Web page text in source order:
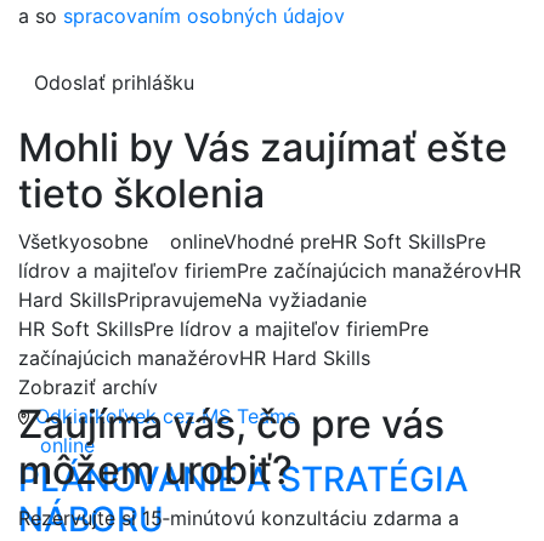
a so spracovaním osobných údajov
Odoslať prihlášku
Mohli by Vás zaujímať ešte
tieto školenia
Všetkyosobne onlineVhodné preHR Soft SkillsPre
lídrov a majiteľov firiemPre začínajúcich manažérovHR
Hard SkillsPripravujemeNa vyžiadanie
HR Soft SkillsPre lídrov a majiteľov firiemPre
začínajúcich manažérovHR Hard Skills
Zobraziť archív
Odkiaľkoľvek cez MS Teams
online
PLÁNOVANIE A STRATÉGIA
NÁBORU
Zaujíma vás, čo pre vás
môžem urobiť?
Rezervujte si 15‑minútovú konzultáciu zdarma a